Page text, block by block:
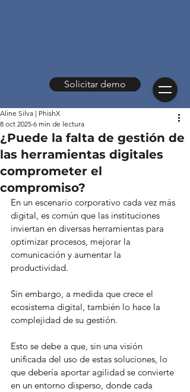
Solicitar demo
¿Puede la falta de gestión de
las herramientas digitales
comprometer el
compromiso?
Aline Silva | PhishX
8 oct 2025 6 min de lectura
En un escenario corporativo cada vez más
digital, es común que las instituciones
inviertan en diversas herramientas para
optimizar procesos, mejorar la
comunicación y aumentar la
productividad.
Sin embargo, a medida que crece el
ecosistema digital, también lo hace la
complejidad de su gestión.
Esto se debe a que, sin una visión
unificada del uso de estas soluciones, lo
que debería aportar agilidad se convierte
en un entorno disperso, donde cada